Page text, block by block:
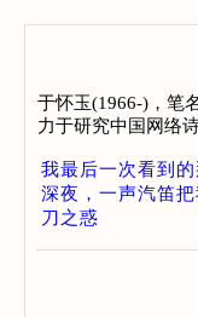
于怀玉(1966-)，笔
力于研究中国网络
我最后一次看到
深夜，一声汽笛把
刀之惑